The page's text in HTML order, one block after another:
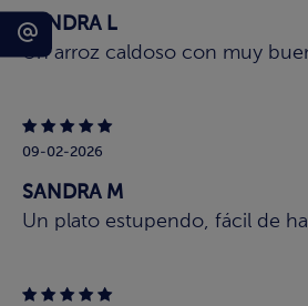
SANDRA L
Un arroz caldoso con muy
09-02-2026
SANDRA M
Un plato estupendo, fácil de